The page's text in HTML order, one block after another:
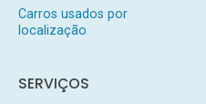
Carros usados por
localização
SERVIÇOS